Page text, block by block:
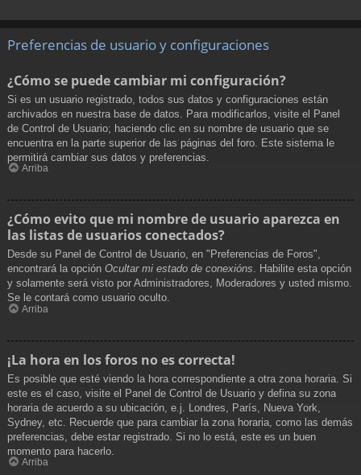
Preferencias de usuario y configuraciones
¿Cómo se puede cambiar mi configuración?
Si es un usuario registrado, todos sus datos y configuraciones están
archivados en nuestra base de datos. Para modificarlos, visite el Panel
de Control de Usuario; haciendo clic en su nombre de usuario que se
encuentra en la parte superior de las páginas del foro. Este sistema le
permitirá cambiar sus datos y preferencias.
Arriba
¿Cómo evito que mi nombre de usuario aparezca en
las listas de usuarios conectados?
Desde su Panel de Control de Usuario, en "Preferencias de Foros",
encontrará la opción Ocultar mi estado de conexións. Habilite esta opción
y solamente será visto por Administradores, Moderadores y usted mismo.
Se le contará como usuario oculto.
Arriba
¡La hora en los foros no es correcta!
Es posible que esté viendo la hora correspondiente a otra zona horaria. Si
este es el caso, visite el Panel de Control de Usuario y defina su zona
horaria de acuerdo a su ubicación, e.j. Londres, París, Nueva York,
Sydney, etc. Recuerde que para cambiar la zona horaria, como las demás
preferencias, debe estar registrado. Si no lo está, este es un buen
momento para hacerlo.
Arriba